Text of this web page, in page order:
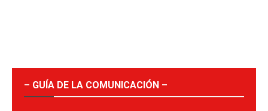
– GUÍA DE LA COMUNICACIÓN –